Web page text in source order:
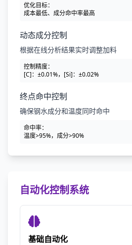
优化目标：
成本最低、成分命中率最高
动态成分控制
根据在线分析结果实时调整加料
控制精度：
[C]：±0.01%，[Si]：±0.02%
终点命中控制
确保钢水成分和温度同时命中
命中率：
温度>95%，成分>90%
自动化控制系统
基础自动化